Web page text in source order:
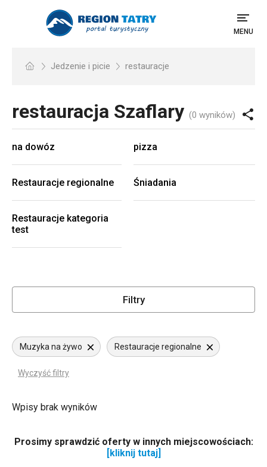
MENU
Jedzenie i picie restauracje
restauracja Szaflary (0 wyników)
na dowóz pizza
Restauracje regionalne Śniadania
Restauracje kategoria
test
Filtry
Muzyka na żywo Restauracje regionalne
Wyczyść filtry
Wpisy brak wyników
Prosimy sprawdzić oferty w innych miejscowościach:
[kliknij tutaj]